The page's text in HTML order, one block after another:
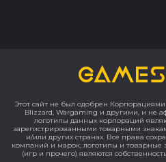
- Товар не является
активации Steam.
- Вы получаете
аккаунту Steam с
игрой.
- Активация аккаунта
сторонних программ.
Этот сайт не был одобрен Корпорациями
Blizzard, Wargaming и другими, и не
логотипы данных корпораций
зарегистрированными товарными
и/или других странах. Все права
компаний и марок, логотипы и товарные
(игр и прочего) являются